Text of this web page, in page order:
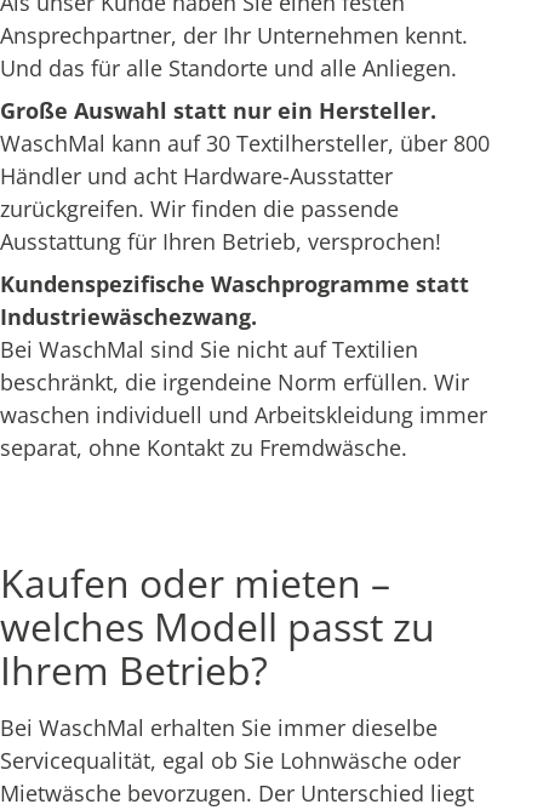
Ansprechpartner, der Ihr Unternehmen kennt.
Und das für alle Standorte und alle Anliegen.
Große Auswahl statt nur ein Hersteller.
WaschMal kann auf 30 Textilhersteller, über 800
Händler und acht Hardware-Ausstatter
zurückgreifen. Wir finden die passende
Ausstattung für Ihren Betrieb, versprochen!
Kundenspezifische Waschprogramme statt
Industriewäschezwang.
Bei WaschMal sind Sie nicht auf Textilien
beschränkt, die irgendeine Norm erfüllen. Wir
waschen individuell und Arbeitskleidung immer
separat, ohne Kontakt zu Fremdwäsche.
Kaufen oder mieten –
welches Modell passt zu
Ihrem Betrieb?
Bei WaschMal erhalten Sie immer dieselbe
Servicequalität, egal ob Sie Lohnwäsche oder
Mietwäsche bevorzugen. Der Unterschied liegt